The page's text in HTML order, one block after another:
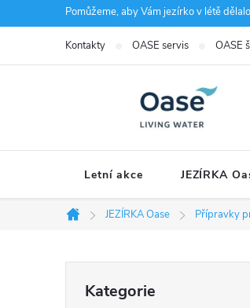
na
Pomůžeme, aby Vám jezírko v létě
Kontakty OASE servis OASE
Letní akce JEZÍRKA
Domů
JEZÍRKA Oase Přípravky
kategorie
Kategorie